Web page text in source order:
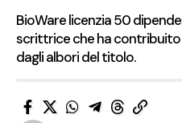
BioWare licenzia 50
scrittrice che ha contribuito
dagli albori del titolo.